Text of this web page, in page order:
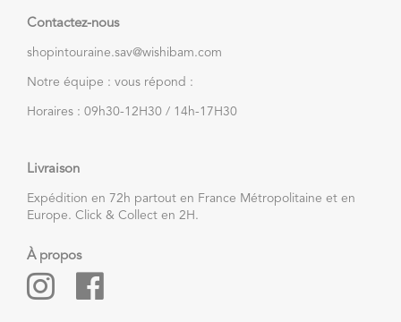
Contactez-nous
shopintouraine.sav@wishibam.com
Notre équipe : vous répond :
Horaires : 09h30-12H30 / 14h-17H30
Livraison
Expédition en 72h partout en France Métropolitaine et en
Europe. Click & Collect en 2H.
À propos